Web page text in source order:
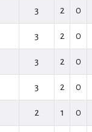
3 2 0
3 2 0
3 2 0
3 2 0
2 1 0